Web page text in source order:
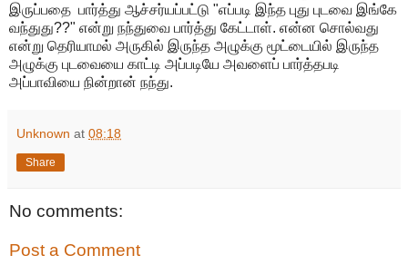
இருப்பதை பார்த்து ஆச்சர்யப்பட்டு "எப்படி இந்த புது புடவை இங்கே
வந்துது??" என்று நந்துவை பார்த்து கேட்டாள். என்ன சொல்வது
என்று தெரியாமல் அருகில் இருந்த அழுக்கு மூட்டையில் இருந்த
அழுக்கு புடவையை காட்டி அப்படியே அவளைப் பார்த்தபடி
அப்பாவியை நின்றான் நந்து.
Unknown at 08:18
Share
No comments:
Post a Comment